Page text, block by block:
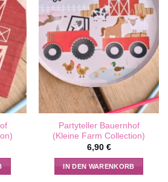
Partyteller Bauernhof
(Kleine Farm Collection)
6,90 €
IN DEN WARENKORB